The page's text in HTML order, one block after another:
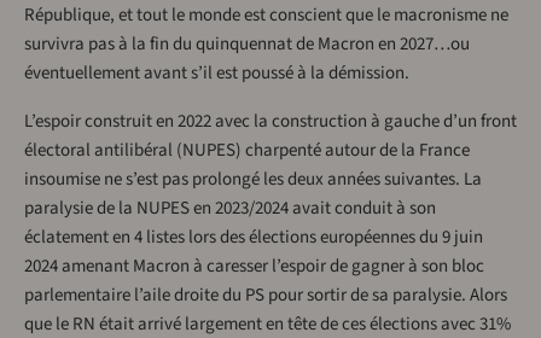
République, et tout le monde est conscient que le macronisme ne
survivra pas à la fin du quinquennat de Macron en 2027…ou
éventuellement avant s’il est poussé à la démission.
L’espoir construit en 2022 avec la construction à gauche d’un front
électoral antilibéral (NUPES) charpenté autour de la France
insoumise ne s’est pas prolongé les deux années suivantes. La
paralysie de la NUPES en 2023/2024 avait conduit à son
éclatement en 4 listes lors des élections européennes du 9 juin
2024 amenant Macron à caresser l’espoir de gagner à son bloc
parlementaire l’aile droite du PS pour sortir de sa paralysie. Alors
que le RN était arrivé largement en tête de ces élections avec 31%